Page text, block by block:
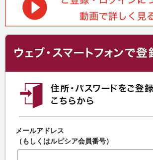
メールアドレス
（もしくはルピシア会員番号）